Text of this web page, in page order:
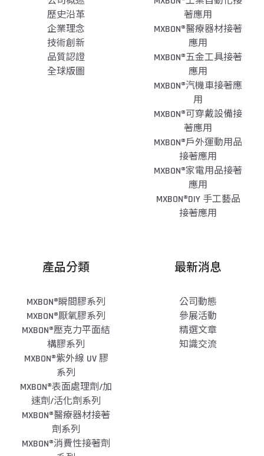
歷史沿革
企業理念
技術創新
品質認證
全球版圖
著應用
MXBON®醫療器材接著
應用
MXBON®五金工具接著
應用
MXBON®汽機車接著應
用
MXBON®可穿戴設備接
著應用
MXBON®戶外運動用品
接著應用
MXBON®家電用品接著
應用
MXBON®DIY 手工藝品
接著應用
產品分類
MXBON®瞬間膠系列
MXBON®厭氧膠系列
MXBON®壓克力平面結
構膠系列
MXBON®紫外線 UV 膠
系列
MXBON®表面處理劑/加
速劑/活化劑系列
MXBON®醫療器材接著
劑系列
MXBON®消費性接著劑
最新消息
公司動態
參展活動
精選文章
知識交流